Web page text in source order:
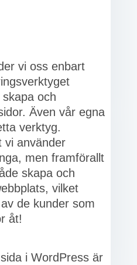
vi oss enbart
och
Även vår egna
verktyg.
vi använder
men framförallt
skapa och
vilket
de kunder som
åt!
i WordPress är